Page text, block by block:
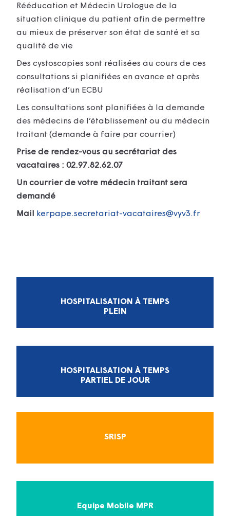
Rééducation et Médecin Urologue de la
situation clinique du patient afin de permettre
au mieux de préserver son état de santé et sa
qualité de vie
Des cystoscopies sont réalisées au cours de ces
consultations si planifiées en avance et après
réalisation d’un ECBU
Les consultations sont planifiées à la demande
des médecins de l’établissement ou du médecin
traitant (demande à faire par courrier)
Prise de rendez-vous au secrétariat des
vacataires : 02.97.82.62.07
Un courrier de votre médecin traitant sera
demandé
Mail kerpape.secretariat-vacataires@vyv3.fr
HOSPITALISATION À TEMPS
PLEIN
HOSPITALISATION À TEMPS
PARTIEL DE JOUR
SRISP
Equipe Mobile MPR